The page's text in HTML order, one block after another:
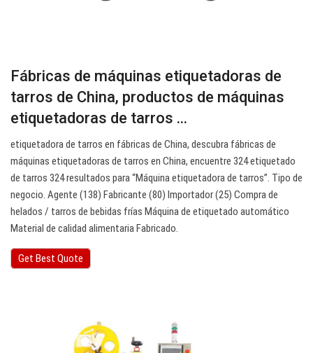
Fábricas de máquinas etiquetadoras de
tarros de China, productos de máquinas
etiquetadoras de tarros ...
etiquetadora de tarros en fábricas de China, descubra fábricas de
máquinas etiquetadoras de tarros en China, encuentre 324 etiquetado
de tarros 324 resultados para “Máquina etiquetadora de tarros”. Tipo de
negocio. Agente (138) Fabricante (80) Importador (25) Compra de
helados / tarros de bebidas frías Máquina de etiquetado automático
Material de calidad alimentaria Fabricado.
Get Best Quote